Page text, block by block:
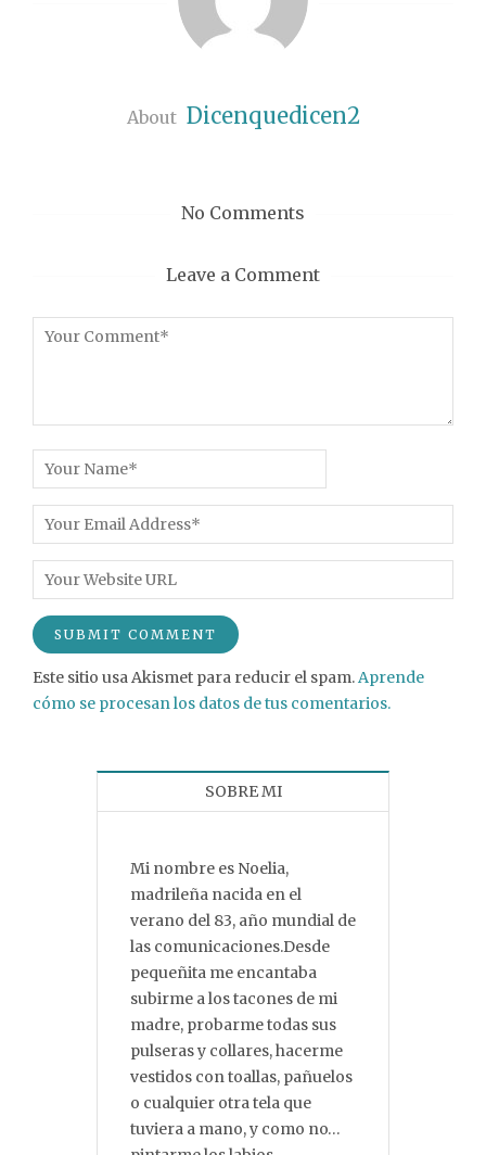
About Dicenquedicen2
No Comments
Leave a Comment
Este sitio usa Akismet para reducir el spam.Aprende
cómo se procesan los datos de tus comentarios.
SOBRE MI
Mi nombre es Noelia,
madrileña nacida en el
verano del 83, año mundial de
las comunicaciones.Desde
pequeñita me encantaba
subirme a los tacones de mi
madre, probarme todas sus
pulseras y collares, hacerme
vestidos con toallas, pañuelos
o cualquier otra tela que
tuviera a mano, y como no…